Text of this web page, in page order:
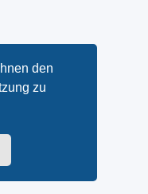
den
zu